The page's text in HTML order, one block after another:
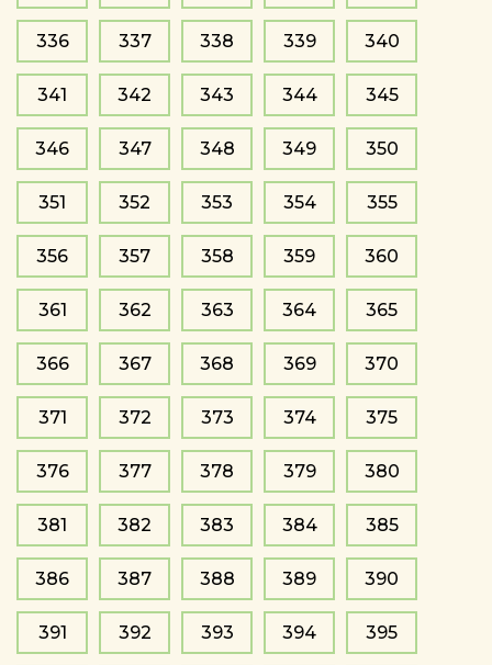
336 337 338 339 340
341 342 343 344 345
346 347 348 349 350
351 352 353 354 355
356 357 358 359 360
361 362 363 364 365
366 367 368 369 370
371 372 373 374 375
376 377 378 379 380
381 382 383 384 385
386 387 388 389 390
391 392 393 394 395